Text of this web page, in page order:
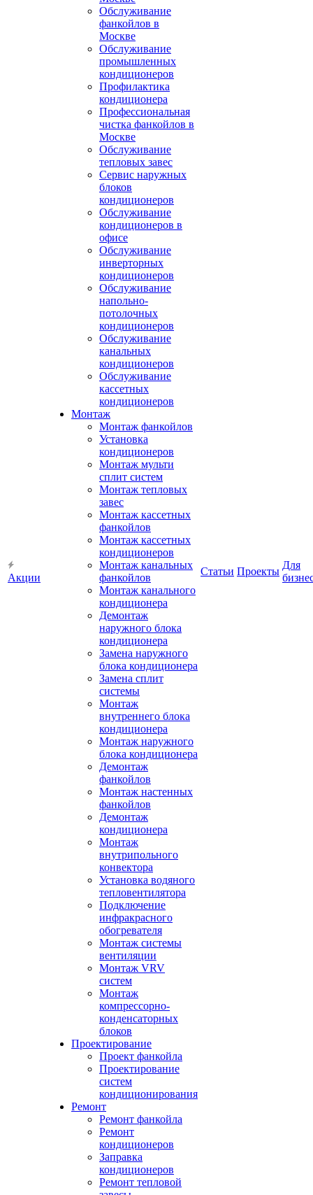
Акции
Обслуживание
фанкойлов в
Москве
Обслуживание
промышленных
кондиционеров
Профилактика
кондиционера
Профессиональная
чистка фанкойлов в
Москве
Обслуживание
тепловых завес
Сервис наружных
блоков
кондиционеров
Обслуживание
кондиционеров в
офисе
Обслуживание
инверторных
кондиционеров
Обслуживание
напольно-
потолочных
кондиционеров
Обслуживание
канальных
кондиционеров
Обслуживание
кассетных
кондиционеров
Монтаж
Монтаж фанкойлов
Установка
кондиционеров
Монтаж мульти
сплит систем
Монтаж тепловых
завес
Монтаж кассетных
фанкойлов
Монтаж кассетных
кондиционеров
Монтаж канальных
фанкойлов
Монтаж канального
кондиционера
Демонтаж
наружного блока
кондиционера
Замена наружного
блока кондиционера
Замена сплит
системы
Монтаж
внутреннего блока
кондиционера
Монтаж наружного
блока кондиционера
Демонтаж
фанкойлов
Монтаж настенных
фанкойлов
Демонтаж
кондиционера
Монтаж
внутрипольного
конвектора
Установка водяного
тепловентилятора
Подключение
инфракрасного
обогревателя
Монтаж системы
вентиляции
Монтаж VRV
систем
Монтаж
компрессорно-
конденсаторных
блоков
Проектирование
Проект фанкойла
Проектирование
систем
кондиционирования
Ремонт
Ремонт фанкойла
Ремонт
кондиционеров
Заправка
кондиционеров
Ремонт тепловой
Статьи Проекты
Для